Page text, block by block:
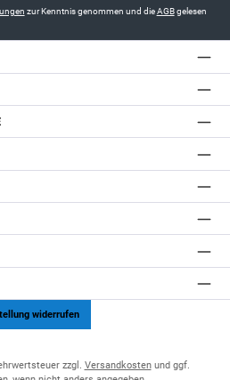
zur Kenntnis genommen und dieAGBgelesen
widerrufen
zzgl. Versandkostenund ggf.